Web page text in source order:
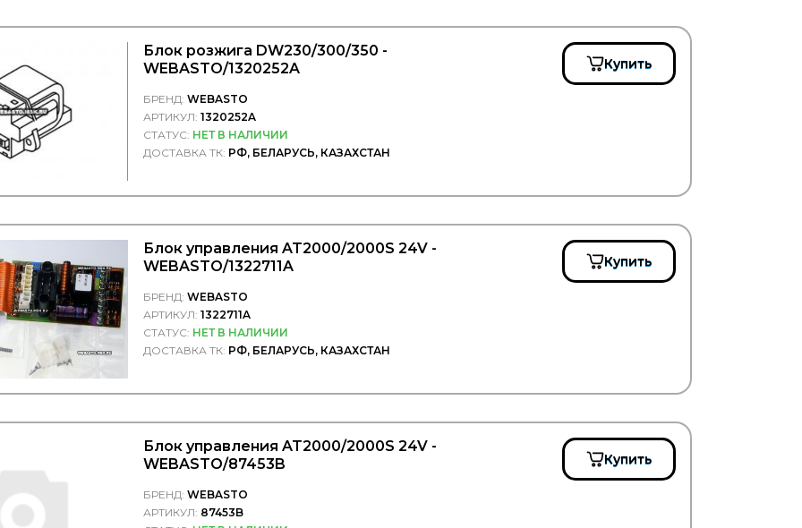
Блок розжига DW230/300/350 -
WEBASTO/1320252A
БРЕНД:WEBASTO
АРТИКУЛ:1320252A
СТАТУС: НЕТ В НАЛИЧИИ
ДОСТАВКА ТК: РФ, БЕЛАРУСЬ, КАЗАХСТАН
Купить
Блок управления AT2000/2000S 24V -
WEBASTO/1322711A
БРЕНД:WEBASTO
АРТИКУЛ:1322711A
СТАТУС: НЕТ В НАЛИЧИИ
ДОСТАВКА ТК: РФ, БЕЛАРУСЬ, КАЗАХСТАН
Купить
Блок управления AT2000/2000S 24V -
WEBASTO/87453B
БРЕНД:WEBASTO
АРТИКУЛ: 87453B
Купить